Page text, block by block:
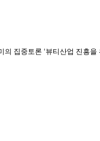
의 집중토론 ‘뷰티산업 진흥